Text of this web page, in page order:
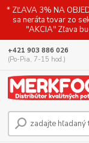
* ZĽAVA 3% NA
sa neráta tovar zo
"AKCIA" Zľava
+421 903 886 026
(Po-Pia, 7-15 hod.)